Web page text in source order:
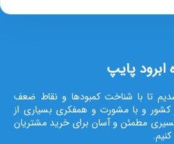
ابرود پایپ
تا با شناخت کمبودها و نقاط ضعف
و با مشورت و همفکری بسیاری از
مطمئن و آسان برای خرید مشتریان